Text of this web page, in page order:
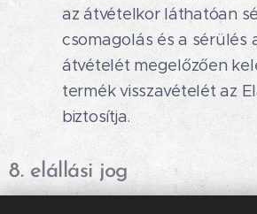
az átvételkor láthatóan
csomagolás és a sérülés
átvételét megelőzően
termék visszavételét az
biztosítja.
8. elállási jog